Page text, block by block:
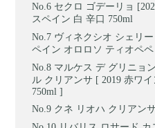
セクロ ゴデーリョ
スペイン 白 辛口 750ml
ヴィネクシオ シェリ
ペイン オロロソ ティオペ
マルケス デ グリニョ
ル クリアンサ [ 2019 赤ワ
750ml ]
クネ リオハ クリアン